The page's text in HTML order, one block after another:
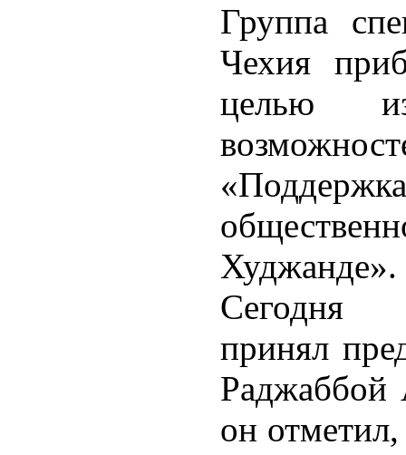
Группа
Чехия
целью
Худжанде».
Сегодня
принял
Раджаббой
он